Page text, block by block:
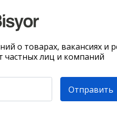
о товарах, вакансиях и
частных лиц и компаний
Отправить